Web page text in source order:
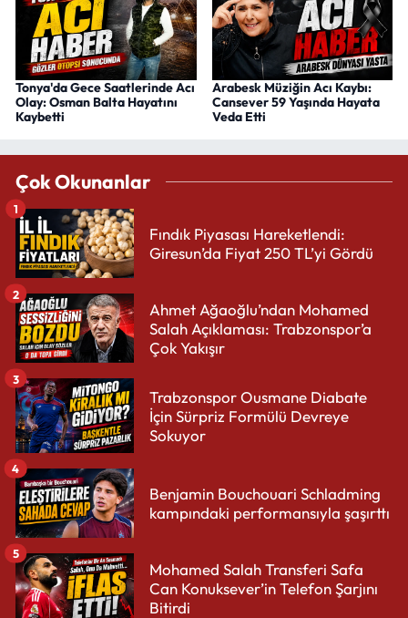
Tonya'da Gece Saatlerinde Acı
Olay: Osman Balta Hayatını
Kaybetti
Arabesk Müziğin Acı Kaybı:
Cansever 59 Yaşında Hayata
Veda Etti
Çok Okunanlar
Fındık Piyasası Hareketlendi:
Giresun’da Fiyat 250 TL’yi Gördü
1
Ahmet Ağaoğlu’ndan Mohamed
Salah Açıklaması: Trabzonspor’a
Çok Yakışır
2
Trabzonspor Ousmane Diabate
İçin Sürpriz Formülü Devreye
Sokuyor
3
Benjamin Bouchouari Schladming
kampındaki performansıyla şaşırttı
4
Mohamed Salah Transferi Safa
Can Konuksever’in Telefon Şarjını
Bitirdi
5